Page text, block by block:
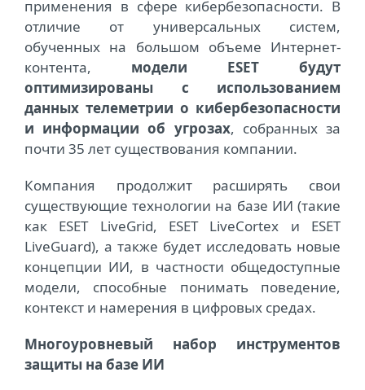
применения в сфере кибербезопасности. В
отличие от универсальных систем,
обученных на большом объеме Интернет-
контента, модели ESET будут
оптимизированы с использованием
данных телеметрии о кибербезопасности
и информации об угрозах, собранных за
почти 35 лет существования компании.
Компания продолжит расширять свои
существующие технологии на базе ИИ (такие
как ESET LiveGrid, ESET LiveCortex и ESET
LiveGuard), а также будет исследовать новые
концепции ИИ, в частности общедоступные
модели, способные понимать поведение,
контекст и намерения в цифровых средах.
Многоуровневый набор инструментов
защиты на базе ИИ